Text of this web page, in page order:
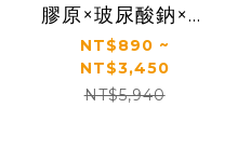
膠原×玻尿酸鈉×益
生菌 配方升級｜
【太陽星】關鍵行
動益生菌(2.5g*30
NT$890 ~
NT$3,450
NT$5,940